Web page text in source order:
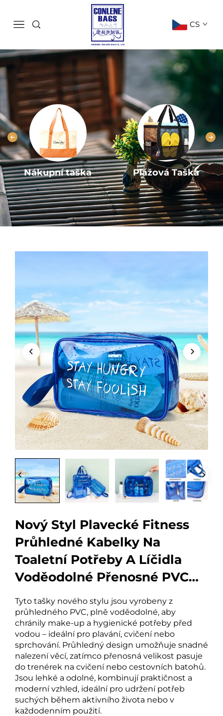
CS
Nákupní taška Plážová Taška
Nový Styl Plavecké Fitness
Průhledné Kabelky Na
Toaletní Potřeby A Líčidla
Voděodolné Přenosné PVC
Tašky Na Líčidla A Kosmetiku
Pro Umývání A Sprchování
Tyto tašky nového stylu jsou vyrobeny z
průhledného PVC, plně voděodolné, aby
chránily make-up a hygienické potřeby před
vodou – ideální pro plavání, cvičení nebo
sprchování. Průhledný design umožňuje snadné
nalezení věcí, zatímco přenosná velikost pasuje
do trenérek na cvičení nebo cestovních batohů.
Jsou lehké a odolné, kombinují praktičnost a
moderní vzhled, ideální pro udržení potřeb
suchých během aktivního života nebo v
každodenním použití.